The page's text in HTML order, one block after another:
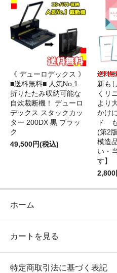
《 デューロデックス 》
■送料無料■ 人気No,1
折りたたみ収納可能な
自炊裁断機！ デューロ
デックス スタックカッ
ター 200DX 黒 ブラッ
ク
49,500円(税込)
新も
くリ
より
かけ
ド
(第2
模造
い・
す】
2,800
ホーム
カートを見る
特定商取引法に基づく表記